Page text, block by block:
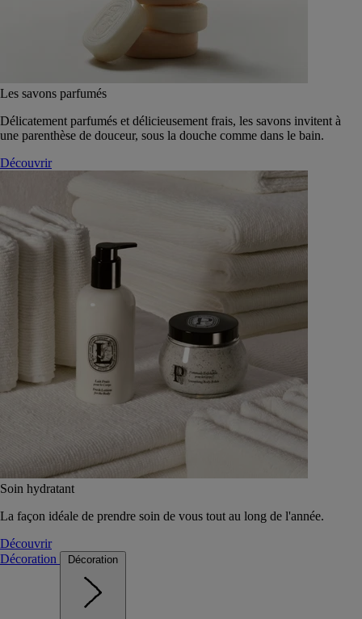
Les savons parfumés
Délicatement parfumés et délicieusement frais, les savons invitent à
une parenthèse de douceur, sous la douche comme dans le bain.
Découvrir
Soin hydratant
La façon idéale de prendre soin de vous tout au long de l'année.
Découvrir
Décoration
Décoration